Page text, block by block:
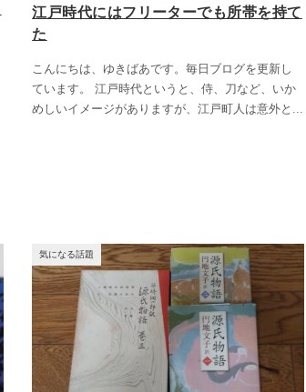
江戸時代にはフリーターでも所帯を持て
た
こんにちは、ゆきばあです。毎日ブログを更新し
ています。 江戸時代というと、侍、刀など、いか
めしいイメージがありますが、江戸町人は意外と ...
気になる話題